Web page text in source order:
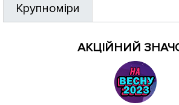
Крупноміри
АКЦІЙНИЙ